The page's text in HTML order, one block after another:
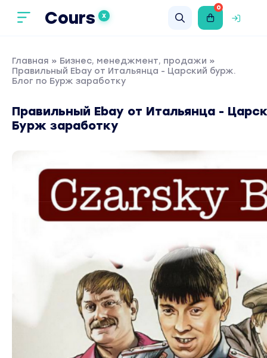
Cours X
0
Главная » Бизнес, менеджмент, продажи »
Правильный Ebay от Итальянца - Царский бурж.
Блог по Бурж заработку
Правильный Ebay от Итальянца -
Бурж заработку